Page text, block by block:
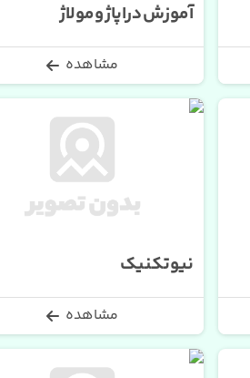
آموزش دراپاژ و مولاژ
مشاهده
نیوتکنیک
مشاهده